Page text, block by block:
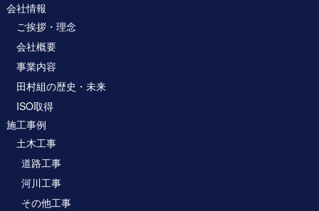
会社情報
ご挨拶・理念
会社概要
事業内容
田村組の歴史・未来
ISO取得
施工事例
土木工事
道路工事
河川工事
その他工事